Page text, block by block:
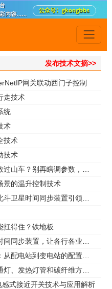
发布技术文摘>>
网关联动西门子控制
走技术
统
术
技术
技术
景的温升控制技术
扛得住？铁地板
式接近开关技术与应用解析